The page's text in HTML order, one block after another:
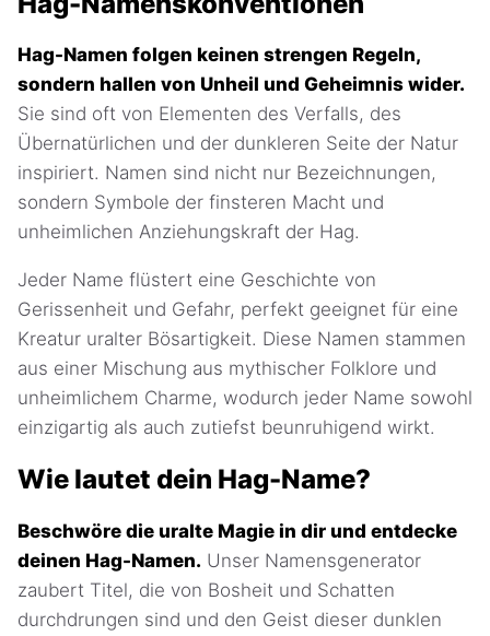
Hag-Namen folgen keinen strengen Regeln,
sondern hallen von Unheil und Geheimnis wider.
Sie sind oft von Elementen des Verfalls, des
Übernatürlichen und der dunkleren Seite der Natur
inspiriert. Namen sind nicht nur Bezeichnungen,
sondern Symbole der finsteren Macht und
unheimlichen Anziehungskraft der Hag.
Jeder Name flüstert eine Geschichte von
Gerissenheit und Gefahr, perfekt geeignet für eine
Kreatur uralter Bösartigkeit. Diese Namen stammen
aus einer Mischung aus mythischer Folklore und
unheimlichem Charme, wodurch jeder Name sowohl
einzigartig als auch zutiefst beunruhigend wirkt.
Wie lautet dein Hag-Name?
Beschwöre die uralte Magie in dir und entdecke
deinen Hag-Namen. Unser Namensgenerator
zaubert Titel, die von Bosheit und Schatten
durchdrungen sind und den Geist dieser dunklen